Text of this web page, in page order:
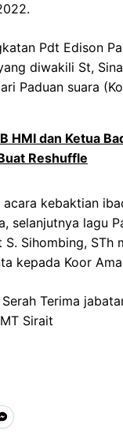
Pdt Edison
diwakili St,
Paduan suara
HMI dan Ketua
Reshuffle
kebaktian
selanjutnya lagu
S. Sihombing,
kepada Koor
Terima
Sirait